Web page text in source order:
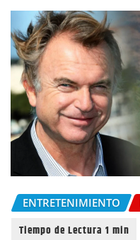
ENTRETENIMIENTO